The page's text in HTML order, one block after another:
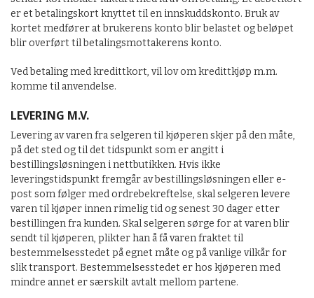
er et betalingskort knyttet til en innskuddskonto. Bruk av
kortet medfører at brukerens konto blir belastet og beløpet
blir overført til betalingsmottakerens konto.
Ved betaling med kredittkort, vil lov om kredittkjøp m.m.
komme til anvendelse.
LEVERING M.V.
Levering av varen fra selgeren til kjøperen skjer på den måte,
på det sted og til det tidspunkt som er angitt i
bestillingsløsningen i nettbutikken. Hvis ikke
leveringstidspunkt fremgår av bestillingsløsningen eller e-
post som følger med ordrebekreftelse, skal selgeren levere
varen til kjøper innen rimelig tid og senest 30 dager etter
bestillingen fra kunden. Skal selgeren sørge for at varen blir
sendt til kjøperen, plikter han å få varen fraktet til
bestemmelsesstedet på egnet måte og på vanlige vilkår for
slik transport. Bestemmelsesstedet er hos kjøperen med
mindre annet er særskilt avtalt mellom partene.